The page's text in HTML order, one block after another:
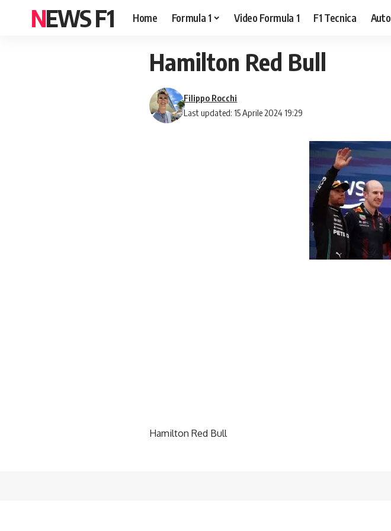
NEWS F1 Home Formula 1 Video Formula 1 F1 Tecnica Auto
Hamilton Red Bull
Last updated: 15 Aprile 2024 19:29
Filippo Rocchi
Hamilton Red Bull